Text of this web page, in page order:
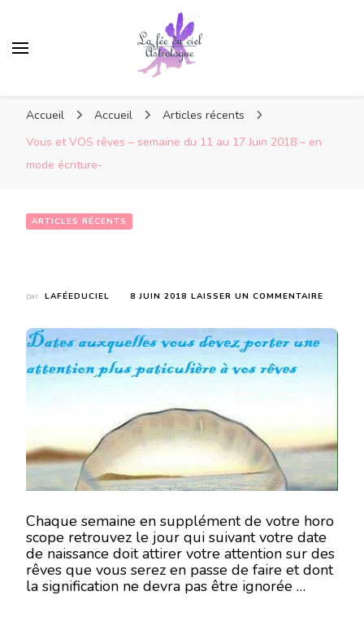
Accueil Accueil
Articles récents
Vous et VOS rêves – semaine du 11 au 17 Juin 2018 – en
mode écriture-
ARTICLES RÉCENTS
par LAFÉEDUCIEL 8 JUIN 2018 LAISSER UN COMMENTAIRE
AU
17
–
Chaque semaine en supplément de votre horo
scope retrouvez le jour qui suivant votre date
de naissance doit attirer votre attention sur des
rêves que vous serez en passe de faire et dont
la signification ne devra pas être ignorée …